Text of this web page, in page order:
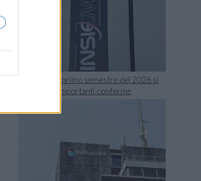
Swisscom, il primo semestre del 2026 si
chiude con importanti conferme